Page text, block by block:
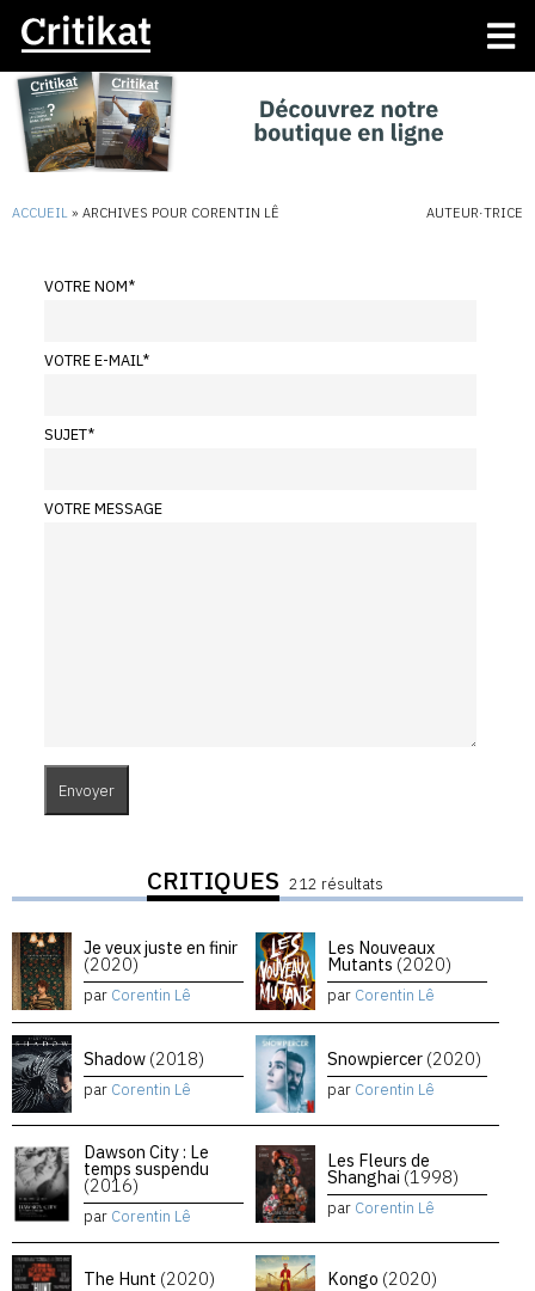
ACCUEIL » ARCHIVES POUR CORENTIN LÊ AUTEUR·TRICE
VOTRE NOM*
VOTRE E-MAIL*
SUJET*
VOTRE MESSAGE
CRITIQUES 212 résultats
Je veux juste en finir
(2020)
par Corentin Lê
Les Nouveaux
Mutants (2020)
par Corentin Lê
Shadow (2018)
par Corentin Lê
Snowpiercer (2020)
par Corentin Lê
Dawson City : Le
temps suspendu
(2016)
par Corentin Lê
Les Fleurs de
Shanghai (1998)
par Corentin Lê
The Hunt (2020) Kongo (2020)